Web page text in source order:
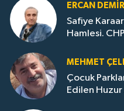
ERCAN DEMIR
Safiye
Hamlesi.
MEHMET
Çocuk
Edilen Huzur